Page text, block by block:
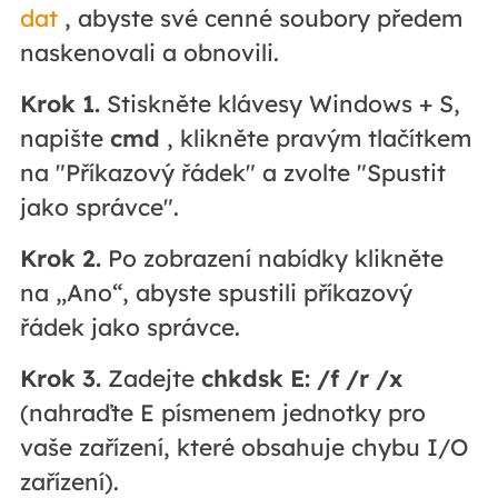
dat, abyste své cenné soubory předem
naskenovali a obnovili.
Krok 1.Stiskněte klávesy Windows + S,
napište cmd , klikněte pravým tlačítkem
na "Příkazový řádek" a zvolte "Spustit
jako správce".
Krok 2.Po zobrazení nabídky klikněte
na „Ano“, abyste spustili příkazový
řádek jako správce.
Krok 3.Zadejte chkdsk E: /f /r /x
(nahraďte E písmenem jednotky pro
vaše zařízení, které obsahuje chybu I/O
zařízení).